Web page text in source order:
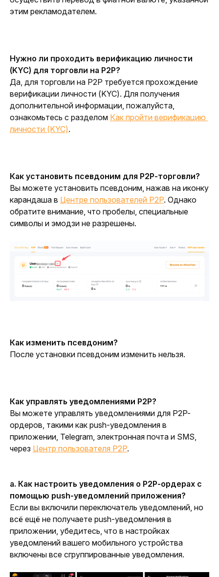
этим рекламодателем.
Нужно ли проходить верификацию личности
(KYC) для торговли на P2P?
Да, для торговли на P2P требуется прохождение
верификации личности (KYC). Для получения
дополнительной информации, пожалуйста,
ознакомьтесь с разделом Как пройти верификацию
личности (KYC).
Как установить псевдоним для P2P-торговли?
Вы можете установить псевдоним, нажав на иконку
карандаша в Центре пользователей P2P. Однако
обратите внимание, что пробелы, специальные
символы и эмодзи не разрешены.
Как изменить псевдоним?
После установки псевдоним изменить нельзя.
Как управлять уведомлениями P2P?
Вы можете управлять уведомлениями для P2P-
ордеров, такими как push-уведомления в
приложении, Telegram, электронная почта и SMS,
через Центр пользователя P2P.
a. Как настроить уведомления о P2P-ордерах с
помощью push-уведомлений приложения?
Если вы включили переключатель уведомлений, но
всё ещё не получаете push-уведомления в
приложении, убедитесь, что в настройках
уведомлений вашего мобильного устройства
включены все сгруппированные уведомления.